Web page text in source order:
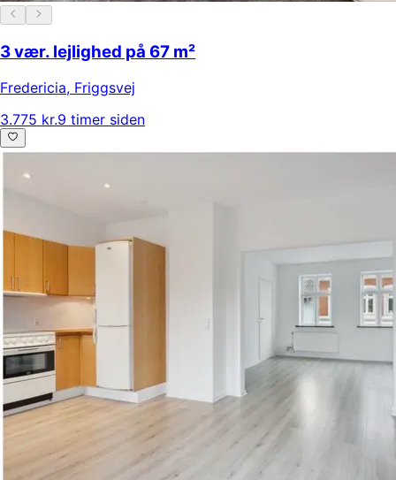
3 vær. lejlighed på 67 m²
Fredericia, Friggsvej
3.775 kr.9 timer siden